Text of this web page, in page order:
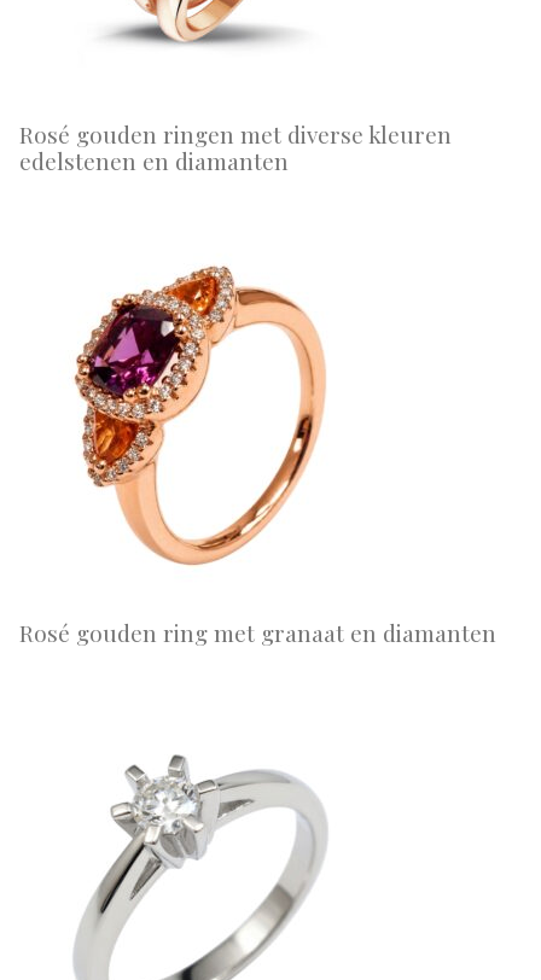
Rosé gouden ringen met diverse kleuren
edelstenen en diamanten
Rosé gouden ring met granaat en diamanten